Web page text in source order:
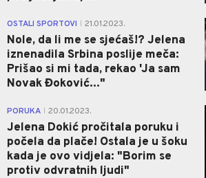
OSTALI SPORTOVI 21.01.2023.
Nole, da li me se sjećaš!? Jelena
iznenadila Srbina poslije meča:
Prišao si mi tada, rekao 'Ja sam
Novak Đoković..."
PORUKA 20.01.2023.
Jelena Dokić pročitala poruku i
počela da plače! Ostala je u šoku
kada je ovo vidjela: "Borim se
protiv odvratnih ljudi"